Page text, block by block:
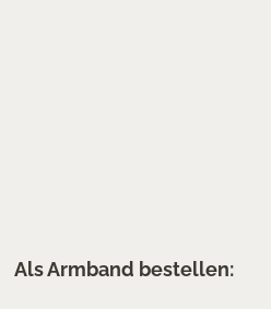
Als Armband bestellen: